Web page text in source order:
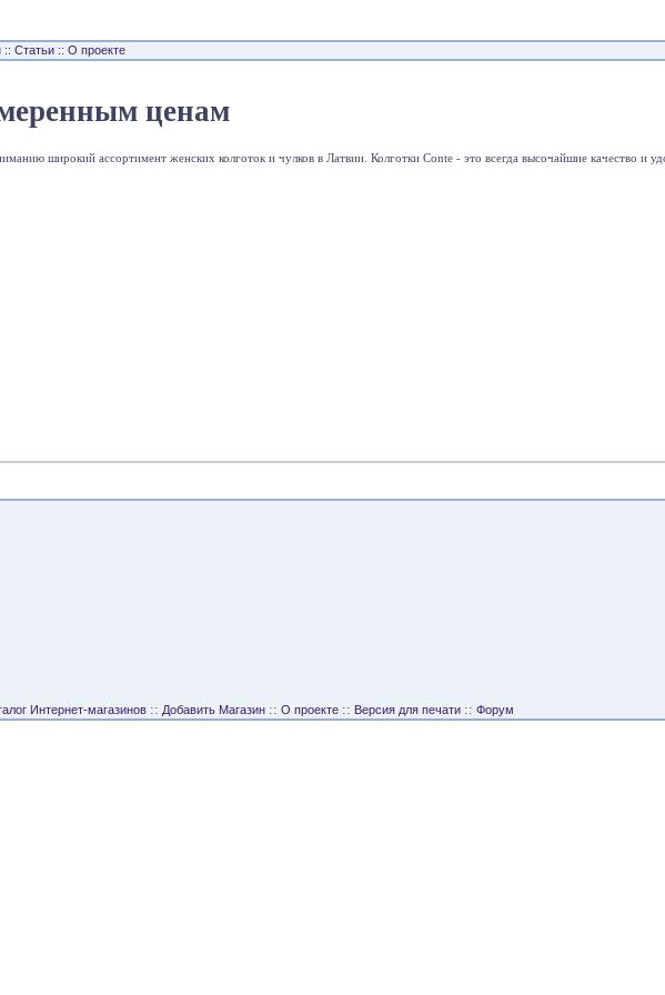
:: Статьи :: О проекте
ценам
широкий ассортимент женских колготок и чулков в Латвии. Колготки Conte - это всегда высочайшие качество и
Интернет-магазинов :: Добавить Магазин :: О проекте :: Версия для печати :: Форум